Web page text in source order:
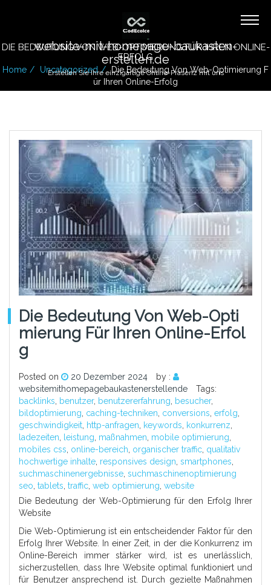
website-mit-homepage-baukasten-
erstellen.de
Erstellen Sie Ihre einzigartige Online-Präsenz mit uns
DIE BEDEUTUNG VON WEB-OPTIMIERUNG FÜR IHREN ONLINE-
ERFOLG
Home Uncategorized
Die Bedeutung Von Web-Optimierung F
Ür Ihren Online-Erfolg
Die Bedeutung Von Web-Opti
Mierung Für Ihren Online-Erfol
G
Posted on 20 Dezember 2024
by :
websitemithomepagebaukastenerstellende
Tags:
backlinks
benutzer, benutzererfahrung besucher,
bildoptimierung caching-techniken conversions erfolg
geschwindigkeit http-anfragen keywords konkurrenz
ladezeiten
leistung maßnahmen mobile optimierung
mobiles css online-bereich organischer traffic qualitativ
hochwertige inhalte responsives design smartphones
suchmaschinenergebnisse suchmaschinenoptimierung
seo tablets traffic web optimierung website
Die Bedeutung der Web-Optimierung für den Erfolg Ihrer
Website
Die Web-Optimierung ist ein entscheidender Faktor für den
Erfolg Ihrer Website. In einer Zeit, in der die Konkurrenz im
Online-Bereich immer stärker wird, ist es unerlässlich,
sicherzustellen, dass Ihre Website optimal funktioniert und
für Benutzer ansprechend ist. Durch gezielte Maßnahmen